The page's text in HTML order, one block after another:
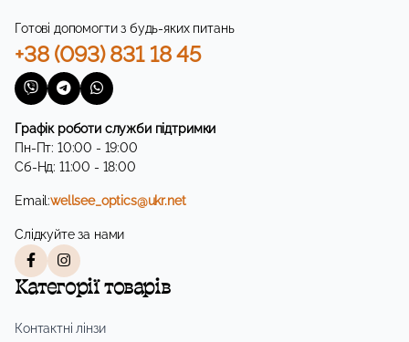
Готові допомогти з будь-яких питань
+38 (093) 831 18 45
Графік роботи служби підтримки
Пн-Пт: 10:00 - 19:00
Сб-Нд: 11:00 - 18:00
Email:wellsee_optics@ukr.net
Слідкуйте за нами
Категорії товарів
Контактні лінзи